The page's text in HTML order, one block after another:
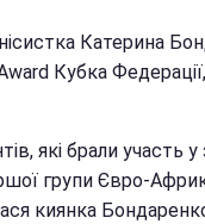
Катерина
Кубка
які брали участь
групи Євро-
киянка